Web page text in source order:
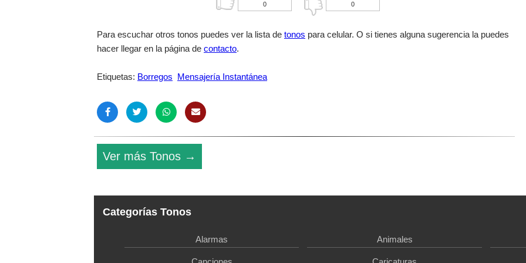
0 0
Para escuchar otros tonos puedes ver la lista de tonos para celular. O si tienes alguna sugerencia la puedes
hacer llegar en la página de contacto.
Etiquetas: Borregos Mensajería Instantánea
Ver más Tonos →
Categorías Tonos
Alarmas Animales